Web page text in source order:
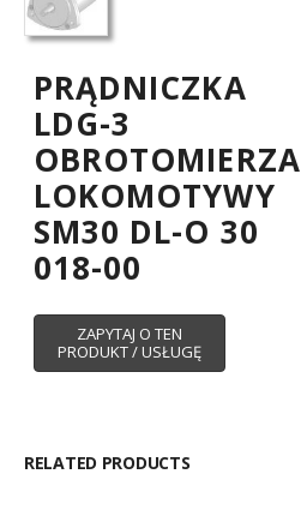
PRĄDNICZKA
LDG-3
OBROTOMIERZA
LOKOMOTYWY
SM30 DL-O 30
018-00
RELATED PRODUCTS